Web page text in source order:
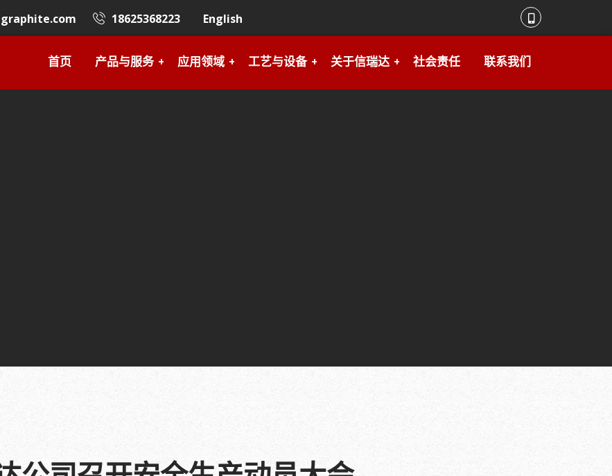
18625368223 English
首页 产品与服务 应用领域 工艺与设备 关于信瑞达 社会责任 联系我们